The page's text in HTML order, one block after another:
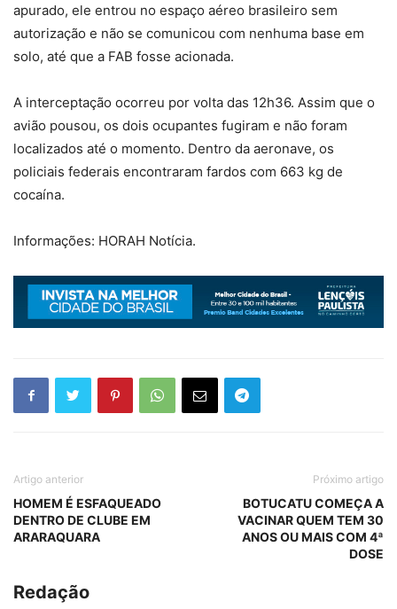
apurado, ele entrou no espaço aéreo brasileiro sem
autorização e não se comunicou com nenhuma base em
solo, até que a FAB fosse acionada.
A interceptação ocorreu por volta das 12h36. Assim que o
avião pousou, os dois ocupantes fugiram e não foram
localizados até o momento. Dentro da aeronave, os
policiais federais encontraram fardos com 663 kg de
cocaína.
Informações: HORAH Notícia.
Artigo anterior
HOMEM É ESFAQUEADO
DENTRO DE CLUBE EM
ARARAQUARA
Próximo artigo
BOTUCATU COMEÇA A
VACINAR QUEM TEM 30
ANOS OU MAIS COM 4ª
DOSE
Redação